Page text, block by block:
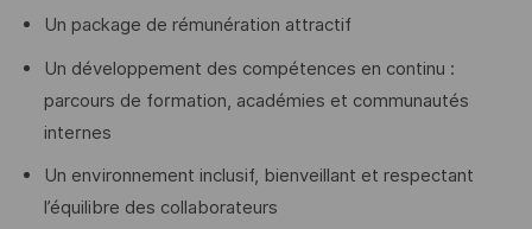
Un package de rémunération attractif
Un développement des compétences en continu :
parcours de formation, académies et communautés
internes
Un environnement inclusif, bienveillant et respectant
l’équilibre des collaborateurs